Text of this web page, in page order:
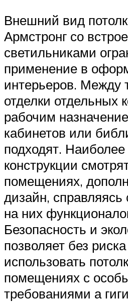
Внешний вид
Армстронг со
светильниками
применение в
интерьеров. Между
отделки отдельных
рабочим
кабинетов или
подходят. Наиболее
конструкции
помещениях,
дизайн,
на них
Безопасность и
позволяет без
использовать
помещениях с
требованиями а